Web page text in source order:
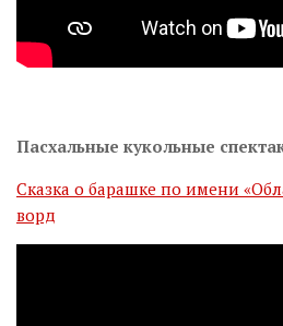
Пасхальные кукольные
Сказка о барашке по имени
ворд